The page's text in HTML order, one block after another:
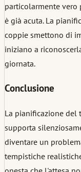
particolarmente vero
è già acuta. La
coppie smettono di
iniziano a
giornata.
Conclusione
La pianificazione del
supporta
diventare un
tempistiche